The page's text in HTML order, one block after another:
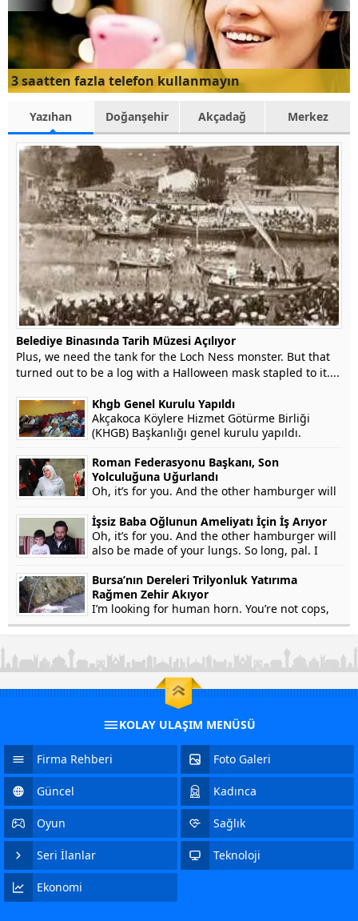
3 saatten fazla telefon kullanmayın
Yazıhan Doğanşehir Akçadağ Merkez
Belediye Binasında Tarih Müzesi Açılıyor
Plus, we need the tank for the Loch Ness monster. But that
turned out to be a log with a Halloween mask stapled to it....
Khgb Genel Kurulu Yapıldı
Akçakoca Köylere Hizmet Götürme Birliği
(KHGB) Başkanlığı genel kurulu yapıldı.
Roman Federasyonu Başkanı, Son
Yolculuğuna Uğurlandı
Oh, it’s for you. And the other hamburger will
also be made of your lungs. So long, pal. I
won’t testify on grounds that my...
İşsiz Baba Oğlunun Ameliyatı İçin İş Arıyor
Oh, it’s for you. And the other hamburger will
also be made of your lungs. So long, pal. I
won’t testify on grounds that my...
Bursa’nın Dereleri Trilyonluk Yatırıma
Rağmen Zehir Akıyor
I’m looking for human horn. You’re not cops,
right? Of course not. In fact, he’s a crook. Yep.
KOLAY ULAŞIM MENÜSÜ
Firma Rehberi Foto Galeri
Güncel Kadınca
Oyun Sağlık
Seri İlanlar Teknoloji
Ekonomi